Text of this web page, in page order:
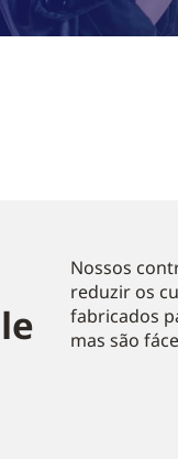
Nossos
reduzir os
fabricados
mas são